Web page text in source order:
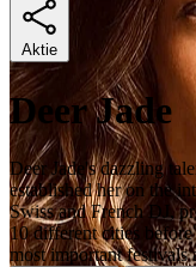
Aktie
Deer Jade
Deer Jade's dazzling
established her on the
Swiss and French DJ,
10 different cities
most important festivals